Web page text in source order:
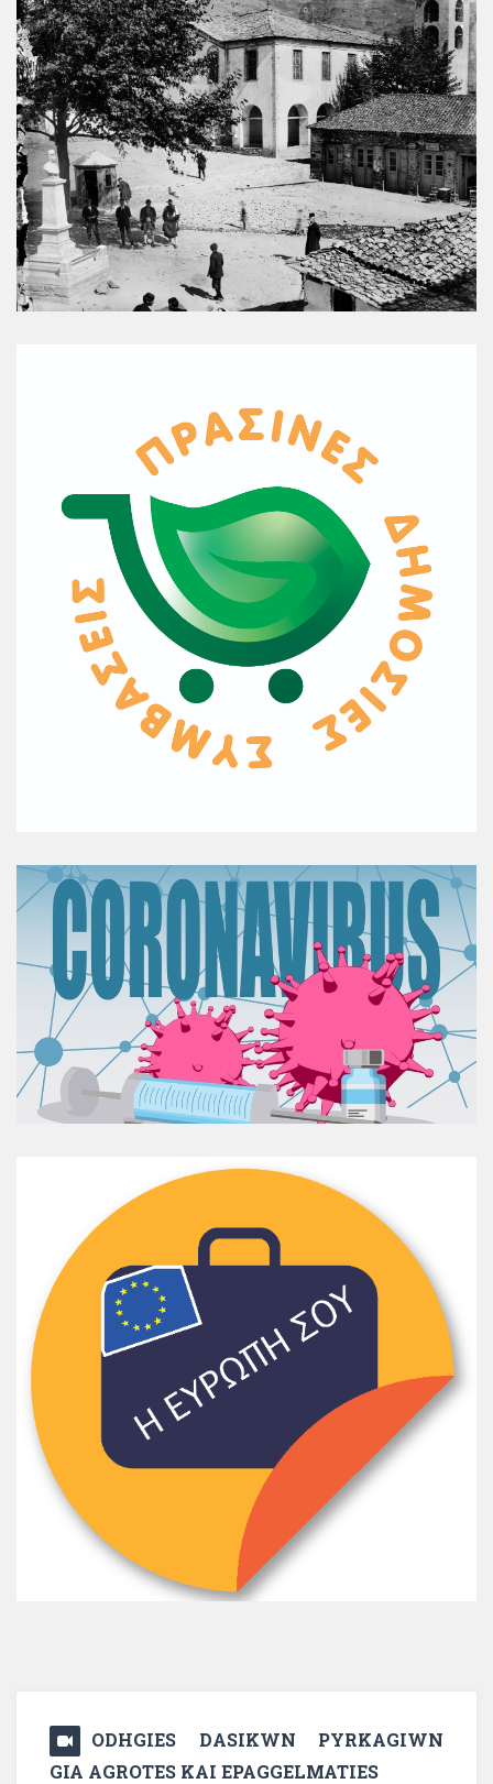
ODHGIES DASIKWN PYRKAGIWN
GIA AGROTES KAI EPAGGELMATIES